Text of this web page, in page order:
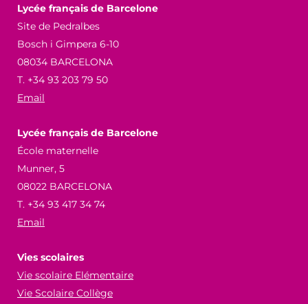
Lycée français de Barcelone
Site de Pedralbes
Bosch i Gimpera 6-10
08034 BARCELONA
T. +34 93 203 79 50
Email
Lycée français de Barcelone
École maternelle
Munner, 5
08022 BARCELONA
T. +34 93 417 34 74
Email
Vies scolaires
Vie scolaire Elémentaire
Vie Scolaire Collège